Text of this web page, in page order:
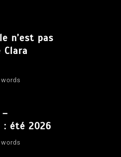
n’est pas
Clara
–
: été 2026